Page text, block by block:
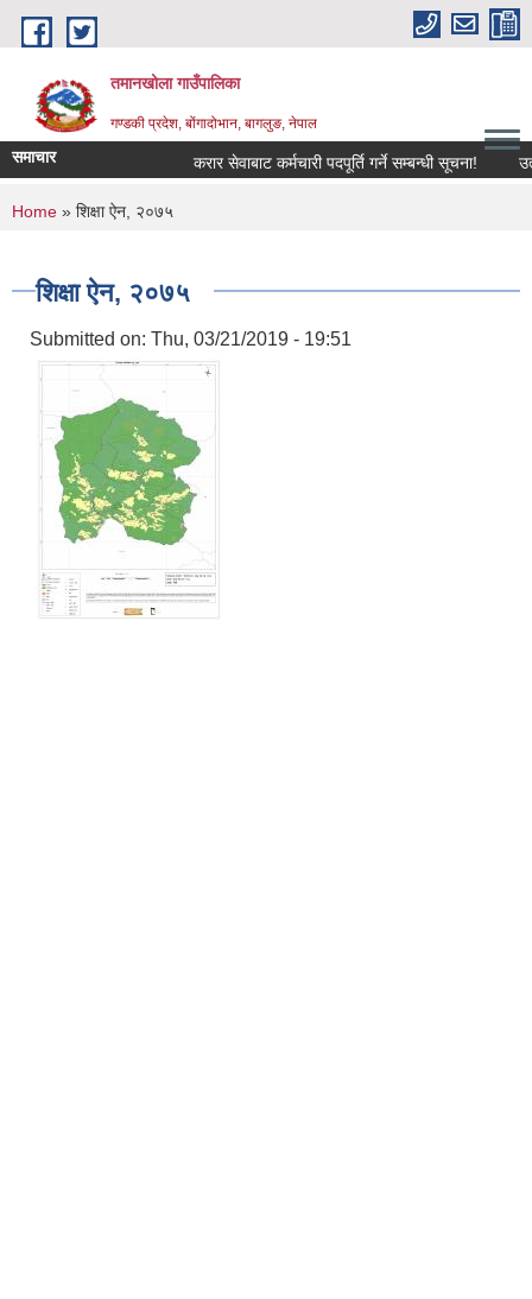
Skip to main content
तमानखोला गाउँपालिका
गण्डकी प्रदेश, बोंगादोभान, बागलुङ, नेपाल
समाचार करार सेवाबाट कर्मचारी पदपूर्ति गर्ने सम्बन्धी सूचना!
You are here
Home » शिक्षा ऐन, २०७५
शिक्षा ऐन, २०७५
Submitted on: Thu, 03/21/2019 - 19:51